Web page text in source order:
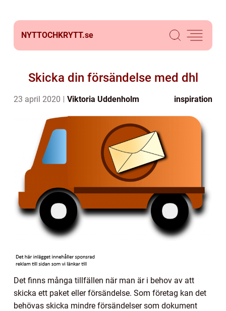
NYTTOCHKRYTT.se
Skicka din försändelse med dhl
23 april 2020 Viktoria Uddenholm inspiration
Det finns många tillfällen när man är i behov av att
skicka ett paket eller försändelse. Som företag kan det
behövas skicka mindre försändelser som dokument